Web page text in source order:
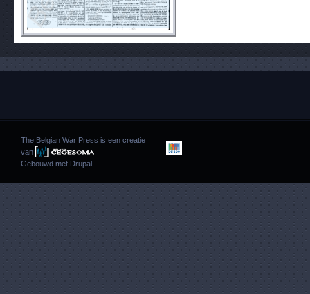
The Belgian War Press is een creatie
van
Gebouwd met Drupal